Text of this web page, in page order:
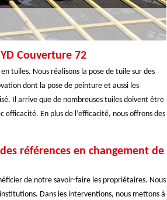
Couverture 72
tuiles. Nous réalisons la pose de tuile sur des
dont la pose de peinture et aussi les
Il arrive que de nombreuses tuiles doivent être
efficacité. En plus de l’efficacité, nous offrons des
références en changement de
de notre savoir-faire les propriétaires. Nous
Dans les interventions, nous mettons à